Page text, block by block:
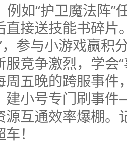
例如“护卫魔法阵”
直接送技能书碎片
，参与小游戏赢积
竞争激烈，学会
周五晚的跨服事件
建小号专门刷事
源互通效率爆棚。
！